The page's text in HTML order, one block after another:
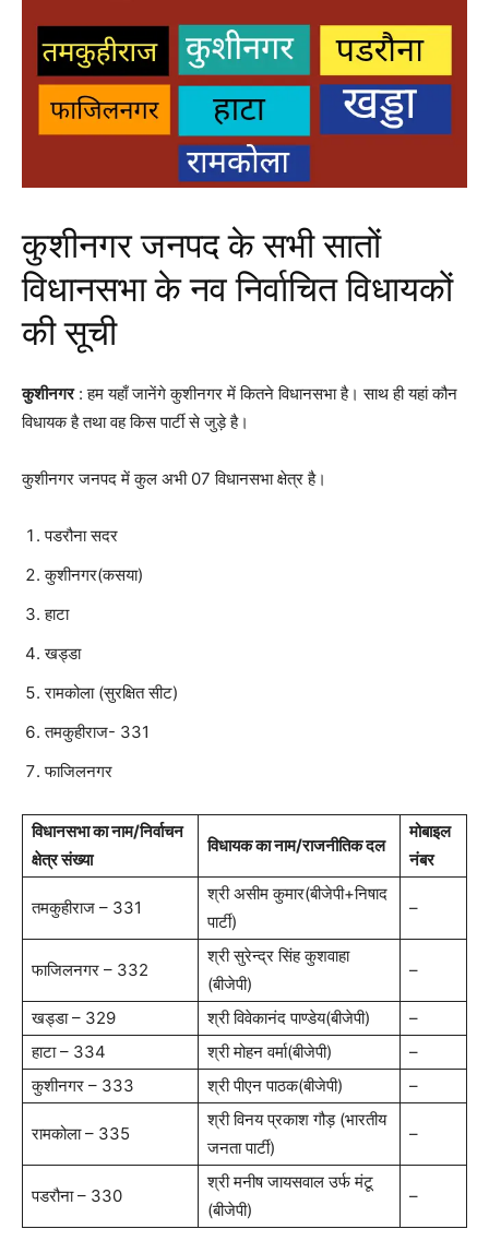
कुशीनगर जनपद के सभी सातों
विधानसभा के नव निर्वाचित विधायकों
की सूची
कुशीनगर: हम यहाँ जानेंगे कुशीनगर में कितने विधानसभा है। साथ ही यहां कौन
विधायक है तथा वह किस पार्टी से जुड़े है।
कुशीनगर जनपद में कुल अभी 07 विधानसभा क्षेत्र है।
पडरौना सदर
कुशीनगर(कसया)
हाटा
खड्डा
रामकोला (सुरक्षित सीट)
तमकुहीराज- 331
फाजिलनगर
विधानसभा का नाम/निर्वाचन
क्षेत्र संख्या
विधायक का नाम/राजनीतिक दल
मोबाइल
नंबर
तमकुहीराज – 331
श्री असीम कुमार(बीजेपी+निषाद
पार्टी)
–
फाजिलनगर – 332
श्री सुरेन्द्र सिंह कुशवाहा
(बीजेपी)
–
खड्डा – 329 श्री विवेकानंद पाण्डेय(बीजेपी)
–
हाटा – 334
श्री मोहन वर्मा(बीजेपी)
–
कुशीनगर – 333
श्री पीएन पाठक(बीजेपी) –
रामकोला – 335
श्री विनय प्रकाश गौड़ (भारतीय
जनता पार्टी)
–
पडरौना – 330
श्री मनीष जायसवाल उर्फ मंटू
(बीजेपी)
–